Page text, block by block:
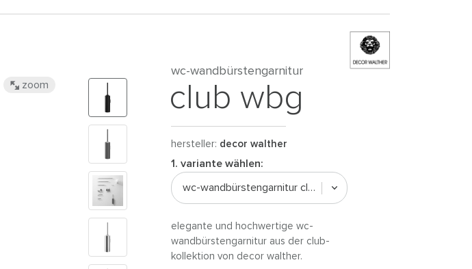
zoom
wc-wandbürstengarnitur
club wbg
hersteller: decor walther
1. variante wählen:
wc-wandbürstengarnitur club wbg | schwarz matt
elegante und hochwertige wc-
wandbürstengarnitur aus der club-
kollektion von decor walther.